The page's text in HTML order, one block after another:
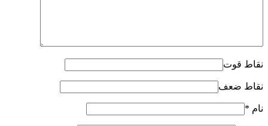
نقاط قوت
نقاط ضعف
نام *